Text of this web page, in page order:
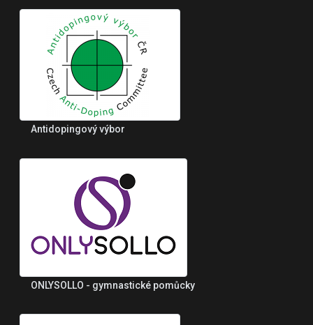
Antidopingový výbor
ONLYSOLLO - gymnastické pomůcky